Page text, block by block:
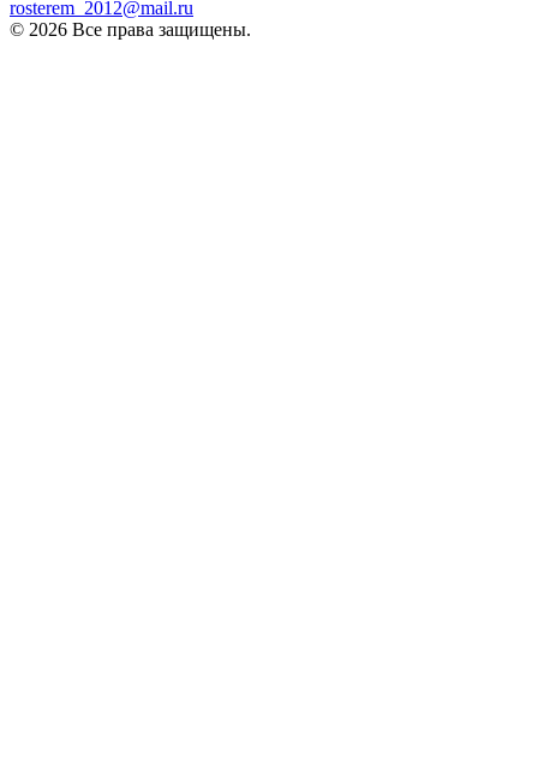
rosterem_2012@mail.ru
© 2026 Все права защищены.